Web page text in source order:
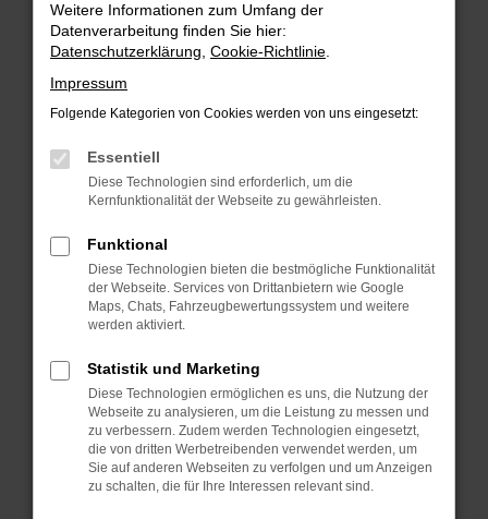
Überprüfe deine Firewall und deine
Internetverbindung.
Laden andere Webseiten, zum Beispiel deine
Suchmaschine?
Prüfe deine Browsererweiterungen.
Manche Erweiterungen, wie Werbeblocker,
können das Laden bestimmter Seiten
verhindern. Funktioniert die Seite in einem
Fenster?
Starte dein Gerät neu.
Das kann manchmal helfen, vorübergehende
Probleme zu beheben.
Betriebssystem auf dem neuesten Stand
sind.
Veraltete Software birgt nicht nur ein
Sicherheitsrisiko, sondern kann auch dazu
führen, dass bestimmte Funktionen nicht mehr
unterstützt werden.
Weitere Informationen zum Umfang der
Datenverarbeitung finden Sie hier:
Datenschutzerklärung Cookie-Richtlinie
Impressum
Folgende Kategorien von Cookies werden von uns eingesetzt:
Essentiell
Diese Technologien sind erforderlich, um die
Kernfunktionalität der Webseite zu gewährleisten.
Funktional
Diese Technologien bieten die bestmögliche Funktionalität
der Webseite. Services von Drittanbietern wie Google
Maps, Chats, Fahrzeugbewertungssystem und weitere
werden aktiviert.
Statistik und Marketing
Diese Technologien ermöglichen es uns, die Nutzung der
Webseite zu analysieren, um die Leistung zu messen und
zu verbessern. Zudem werden Technologien eingesetzt,
die von dritten Werbetreibenden verwendet werden, um
Sie auf anderen Webseiten zu verfolgen und um Anzeigen
zu schalten, die für Ihre Interessen relevant sind.